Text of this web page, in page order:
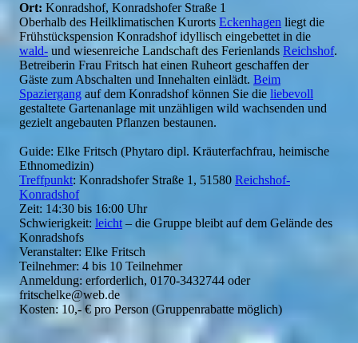
Ort: Konradshof, Konradshofer Straße 1
Oberhalb des Heilklimatischen Kurorts Eckenhagen liegt die
Frühstückspension Konradshof idyllisch eingebettet in die
wald- und wiesenreiche Landschaft des Ferienlands Reichshof.
Betreiberin Frau Fritsch hat einen Ruheort geschaffen der
Gäste zum Abschalten und Innehalten einlädt. Beim
Spaziergang auf dem Konradshof können Sie die liebevoll
gestaltete Gartenanlage mit unzähligen wild wachsenden und
gezielt angebauten Pflanzen bestaunen.
Guide: Elke Fritsch (Phytaro dipl. Kräuterfachfrau, heimische
Ethnomedizin)
Treffpunkt: Konradshofer Straße 1, 51580 Reichshof-
Konradshof
Zeit: 14:30 bis 16:00 Uhr
Schwierigkeit: leicht – die Gruppe bleibt auf dem Gelände des
Konradshofs
Veranstalter: Elke Fritsch
Teilnehmer: 4 bis 10 Teilnehmer
Anmeldung: erforderlich, 0170-3432744 oder
fritschelke@web.de
Kosten: 10,- € pro Person (Gruppenrabatte möglich)